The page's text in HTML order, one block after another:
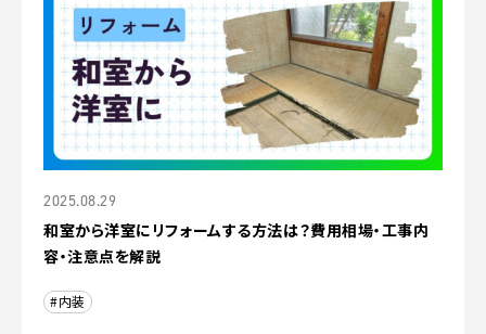
2025.08.29
和室から洋室にリフォームする方法は？費用相場・工事内
容・注意点を解説
#内装